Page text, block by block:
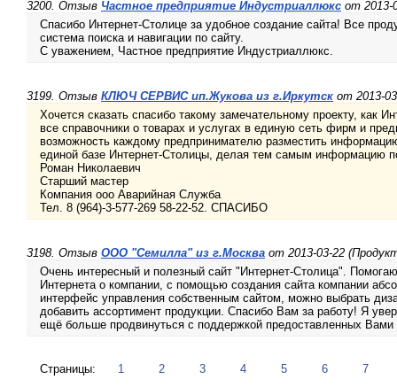
3200. Отзыв Частное предприятие Индустриаллюкс от 2013-
Спасибо Интернет-Столице за удобное создание сайта! Все
система поиска и навигации по сайту.
С уважением, Частное предприятие Индустриаллюкс.
3199. Отзыв КЛЮЧ СЕРВИС ип.Жукова из г.Иркутск от 2013-
Хочется сказать спасибо такому замечательному проекту, как
все справочники о товарах и услугах в единую сеть фирм и
возможность каждому предпринимателю разместить
единой базе Интернет-Столицы, делая тем самым информацию
Роман Николаевич
Старший мастер
Компания ооо Аварийная Служба
Тел. 8 (964)-3-577-269 58-22-52. СПАСИБО
3198. Отзыв ООО "Семилла" из г.Москва от 2013-03-22
Очень интересный и полезный сайт "Интернет-Столица".
Интернета о компании, с помощью создания сайта компании
интерфейс управления собственным сайтом, можно выбрать
добавить ассортимент продукции. Спасибо Вам за работу! Я
ещё больше продвинуться с поддержкой предоставленных Вами
Страницы: 1 2 3 4 5 6 7